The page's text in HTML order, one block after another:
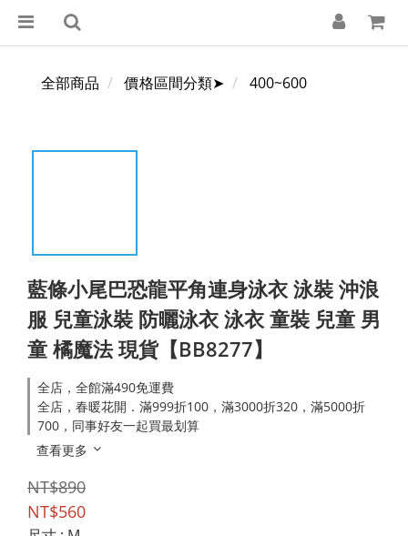
全部商品 價格區間分類➤ 400~600
藍條小尾巴恐龍平角連身泳衣 泳裝 沖浪
服 兒童泳裝 防曬泳衣 泳衣 童裝 兒童 男
童 橘魔法 現貨【BB8277】
全店，全館滿490免運費
全店，春暖花開．滿999折100，滿3000折320，滿5000折
700，同事好友一起買最划算
查看更多
NT$890
NT$560